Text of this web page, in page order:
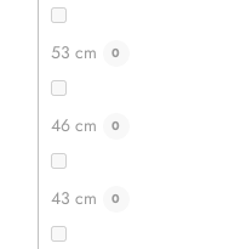
53 cm 0
46 cm 0
43 cm 0
Holzbügel 2 Stück